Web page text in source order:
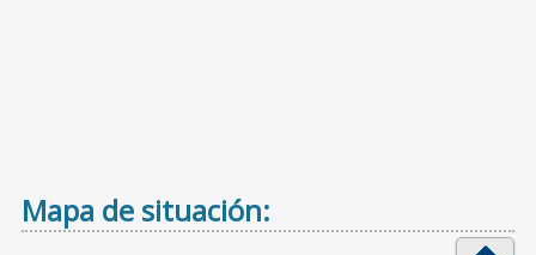
Mapa de situación: